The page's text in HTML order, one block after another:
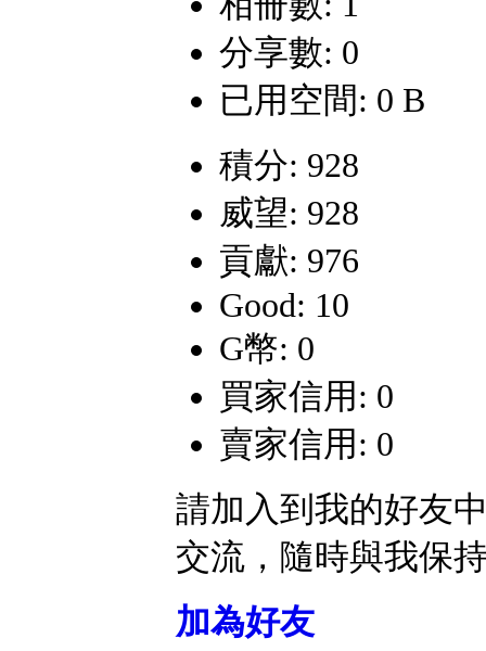
分享數: 0
已用空間: 0 B
積分: 928
威望: 928
貢獻: 976
Good: 10
G幣: 0
買家信用: 0
賣家信用: 0
請加入到我的好友
交流，隨時與我保
加為好友